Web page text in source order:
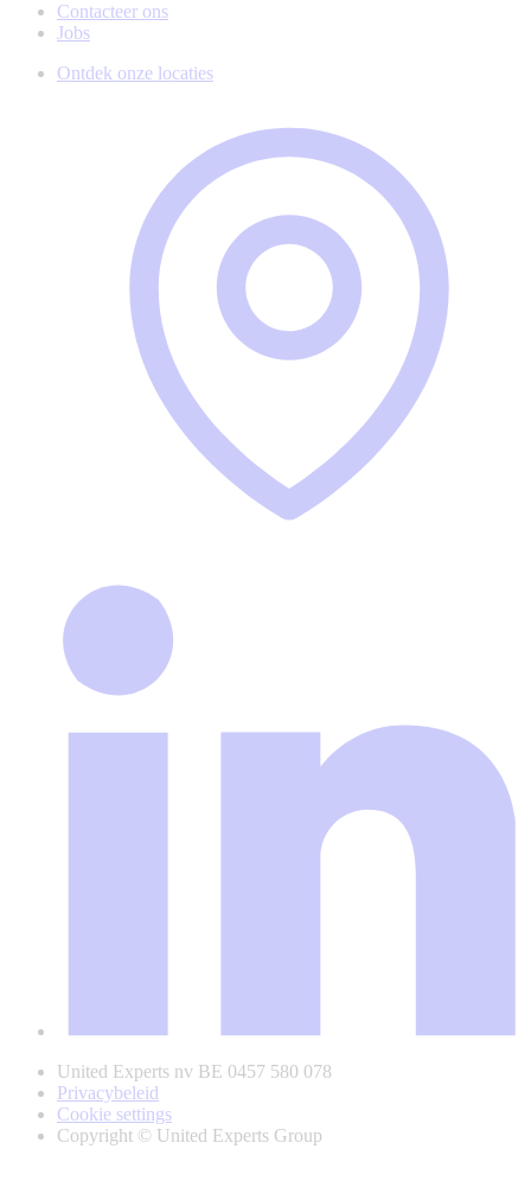
Contacteer ons
Jobs
Ontdek onze locaties
United Experts nv BE 0457 580 078
Privacybeleid
Cookie settings
Copyright © United Experts Group